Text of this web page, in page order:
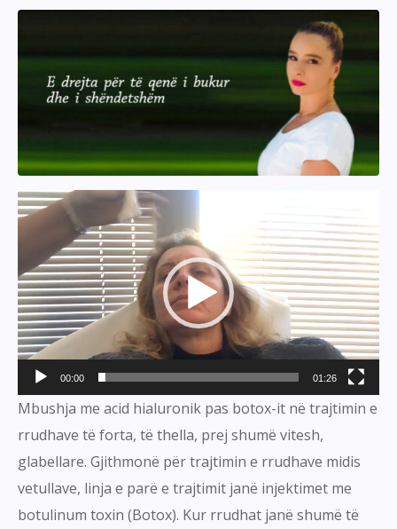
Video
00:00 01:26
Mbushja me acid hialuronik pas botox-it në trajtimin e
rrudhave të forta, të thella, prej shumë vitesh,
glabellare. Gjithmonë për trajtimin e rrudhave midis
vetullave, linja e parë e trajtimit janë injektimet me
botulinum toxin (Botox). Kur rrudhat janë shumë të